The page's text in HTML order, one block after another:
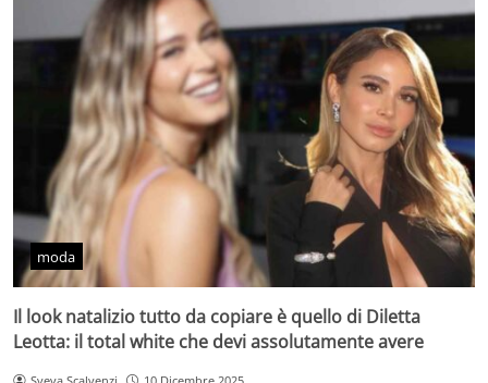
moda
Il look natalizio tutto da copiare è quello di Diletta
Leotta: il total white che devi assolutamente avere